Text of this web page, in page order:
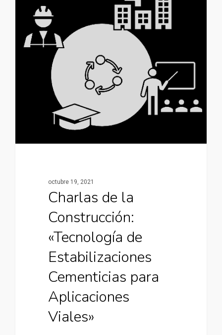
octubre 19, 2021
Charlas de la
Construcción:
«Tecnología de
Estabilizaciones
Cementicias para
Aplicaciones
Viales»